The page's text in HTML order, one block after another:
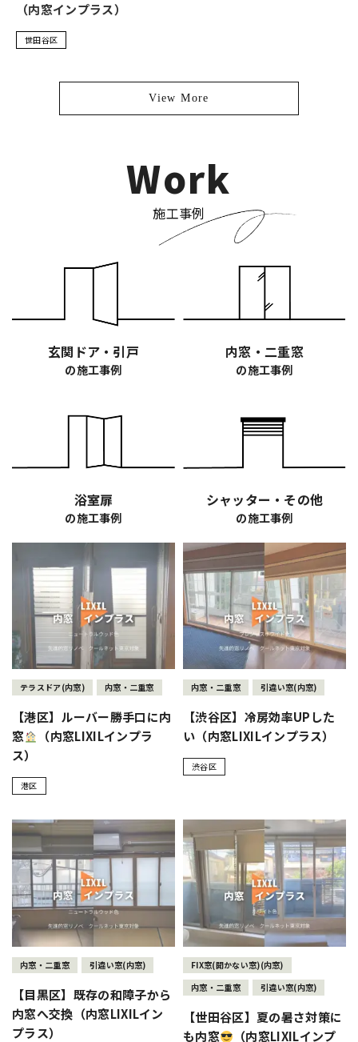
（内窓インプラス）
世田谷区
View More
Work
施工事例
玄関ドア・引戸
の施工事例
内窓・二重窓
の施工事例
浴室扉
の施工事例
シャッター・その他
の施工事例
テラスドア(内窓) 内窓・二重窓
【港区】ルーバー勝手口に内
窓
（内窓LIXILインプラ
ス）
港区
内窓・二重窓 引違い窓(内窓)
【渋谷区】冷房効率UPした
い（内窓LIXILインプラス）
渋谷区
内窓・二重窓 引違い窓(内窓)
【目黒区】既存の和障子から
内窓へ交換（内窓LIXILイン
プラス）
FIX窓(開かない窓)(内窓)
内窓・二重窓
引違い窓(内窓)
【世田谷区】夏の暑さ対策に
も内窓
（内窓LIXILインプ